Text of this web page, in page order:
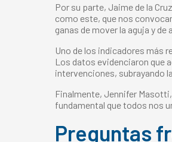
Por su parte, Jaime de la
como este, que nos
ganas de mover la aguja y
Uno de los indicadores más
Los datos evidenciaron que
intervenciones, subrayando
Finalmente, Jennifer
fundamental que todos nos
Preguntas